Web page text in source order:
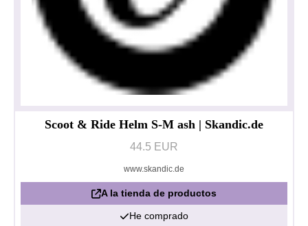
Scoot & Ride Helm S-M ash | Skandic.de
44.5 EUR
www.skandic.de
A la tienda de productos
He compradoPolítica de privacidad